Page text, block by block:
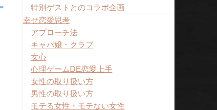
特別ゲストとのコラボ企画
幸せ恋愛思考
アプローチ法
キャバ嬢・クラブ
女心
心理ゲームDE恋愛上手
女性の取り扱い方
男性の取り扱い方
モテる女性・モテない女性